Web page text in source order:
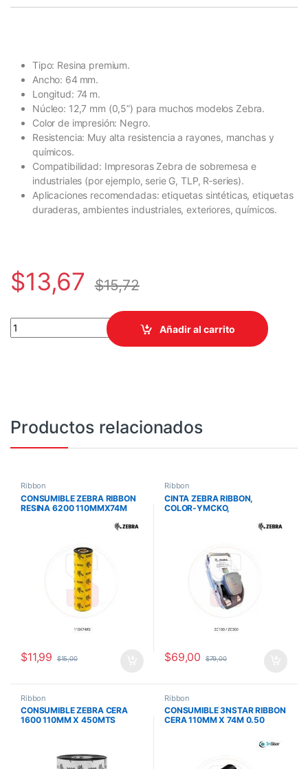
Tipo: Resina premium.
Ancho: 64 mm.
Longitud: 74 m.
Núcleo: 12,7 mm (0,5”) para muchos modelos Zebra.
Color de impresión: Negro.
Resistencia: Muy alta resistencia a rayones, manchas y
químicos.
Compatibilidad: Impresoras Zebra de sobremesa e
industriales (por ejemplo, serie G, TLP, R‑series).
Aplicaciones recomendadas: etiquetas sintéticas, etiquetas
duraderas, ambientes industriales, exteriores, químicos.
$13,67 $15,72
CINTAS DE RESINA PREMIUM, 64 MM X 74 M quantity
Añadir al carrito
Productos relacionados
Ribbon
CONSUMIBLE ZEBRA RIBBON
RESINA 6200 110MMX74M
RESISTENTE ZD UNIDAD
$11,99 $15,00
Ribbon
CINTA ZEBRA RIBBON,
COLOR-YMCKO,
$69,00 $79,00
Ribbon
CONSUMIBLE ZEBRA CERA
1600 110MM X 450MTS
Ribbon
CONSUMIBLE 3NSTAR RIBBON
CERA 110MM X 74M 0.50